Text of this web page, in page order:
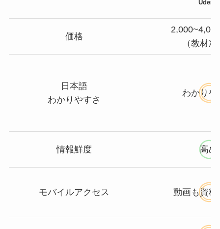
Udemy
価格
（教材
日本語
わかりやすさ
わかりや
情報鮮度 高め
モバイルアクセス 動画も資料